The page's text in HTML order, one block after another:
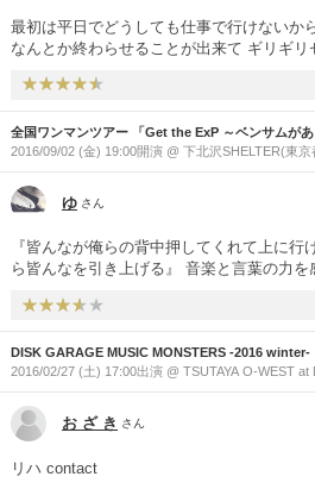
最初は平日でどうしても仕事で行けない
なんとか終わらせることが出来て ギリギ
の辻さんばっか見てました‪w アルバム買ってなかったのでわかる曲 2
つくらいしかなかったけど 終演後に買っ
撮影 出来たのでとても嬉しかったです。
たのでめっちゃ満足でした。 またBentham
るようなことに なったらチケット取ろうか
全国ワンマンツアー 「Get the ExP ～ベンサムが
うにこっちをみている～」
2016/09/02 (金) 19:00開演 @ 下北沢SHELTER(東京
ゆ さん
『皆んなが俺らの背中押してくれて上に行
ら皆んなを引き上げる』 音楽と言葉の力
なりました。 迷ってる方は恵比寿リキッド
思います。
DISK GARAGE MUSIC MONSTERS -2016 winter-
2016/02/27 (土) 17:00出演 @ TSUTAYA O-WEST
MONSTERS -2016 winter-会場 [TSUTAYA O-EAST
TSUTAYA O-Crest / TSUTAYA O-nest / duo MUSIC
お ざ き さん
リハ contact